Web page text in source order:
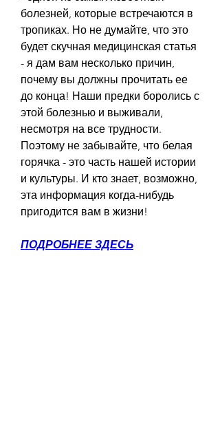
болезней, которые встречаются в
тропиках. Но не думайте, что это
будет скучная медицинская статья
- я дам вам несколько причин,
почему вы должны прочитать ее
до конца! Наши предки боролись с
этой болезнью и выживали,
несмотря на все трудности.
Поэтому не забывайте, что белая
горячка - это часть нашей истории
и культуры. И кто знает, возможно,
эта информация когда-нибудь
пригодится вам в жизни!
ПОДРОБНЕЕ ЗДЕСЬ